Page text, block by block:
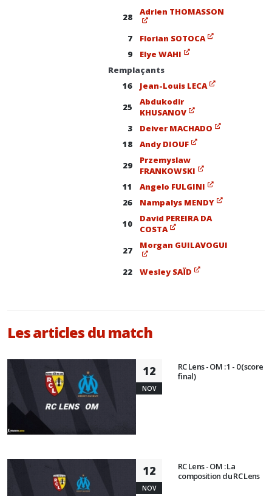
28
Adrien THOMASSON
7
Florian SOTOCA
9
Elye WAHI
Remplaçants
16
Jean-Louis LECA
25
Abdukodir
KHUSANOV
3
Deiver MACHADO
18
Andy DIOUF
29
Przemyslaw
FRANKOWSKI
11
Angelo FULGINI
26
Nampalys MENDY
10
David PEREIRA DA
COSTA
27
Morgan GUILAVOGUI
22 Wesley SAÏD
Les articles du match
12
NOV
RC Lens - OM : 1 - 0 (score
final)
12
NOV
RC Lens - OM : La
composition du RC Lens